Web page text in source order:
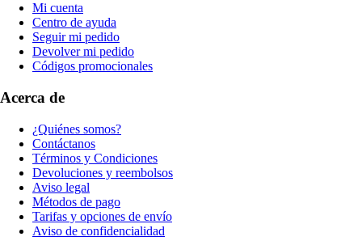
Mi cuenta
Centro de ayuda
Seguir mi pedido
Devolver mi pedido
Códigos promocionales
Acerca de
¿Quiénes somos?
Contáctanos
Términos y Condiciones
Devoluciones y reembolsos
Aviso legal
Métodos de pago
Tarifas y opciones de envío
Aviso de confidencialidad